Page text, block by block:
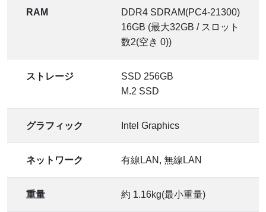
RAM
DDR4 SDRAM(PC4-21300)
16GB (最大32GB / スロット
数2(空き 0))
ストレージ
SSD 256GB
M.2 SSD
グラフィック Intel Graphics
ネットワーク 有線LAN, 無線LAN
重量 約 1.16kg(最小重量)